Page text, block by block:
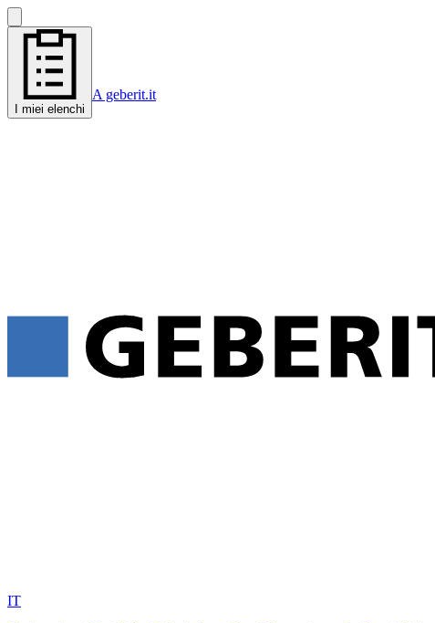
I miei elenchi
A geberit.it
IT